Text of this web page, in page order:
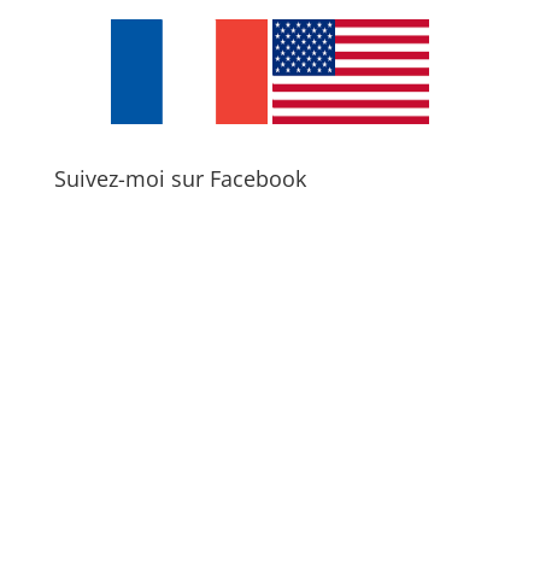
Suivez-moi sur Facebook